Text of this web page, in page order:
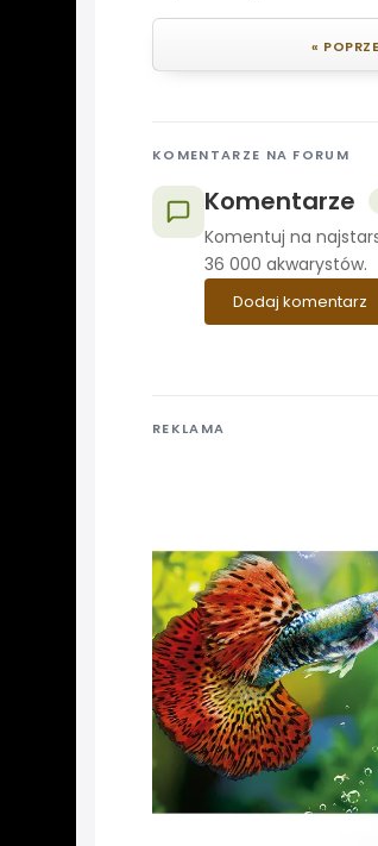
«
KOMENTARZE NA FORUM
Komentarze
Komentuj na
36 000 akwarystów.
Dodaj komentarz
REKLAMA